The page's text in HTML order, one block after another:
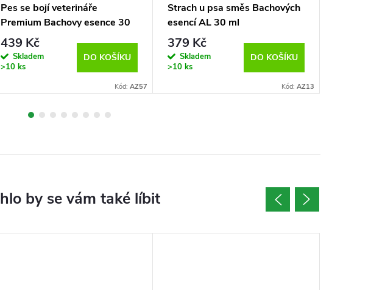
Pes se bojí veterináře
Premium Bachovy esence 30
ml
439 Kč
Skladem
>10 ks
DO KOŠÍKU
Kód: AZ57
Strach u psa směs Bachových
esencí AL 30 ml
379 Kč
Skladem
>10 ks
DO KOŠÍKU
Kód: AZ13